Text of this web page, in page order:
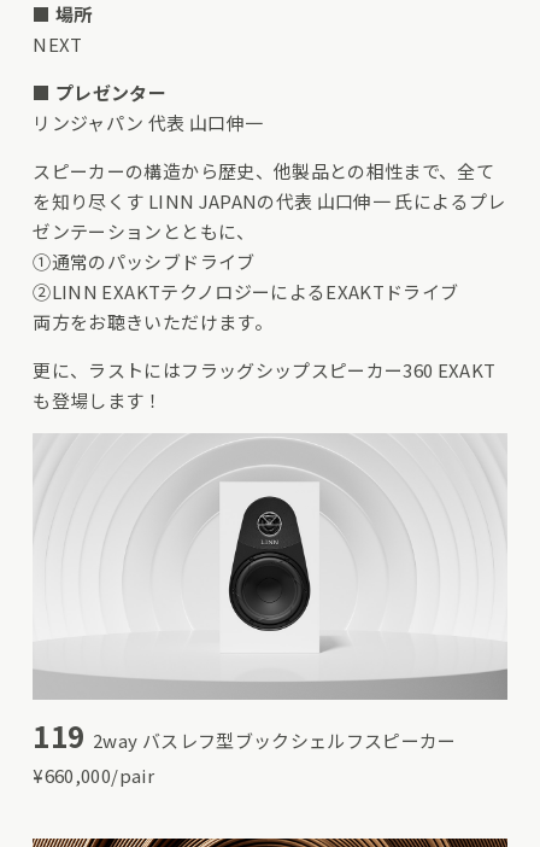
■場所
NEXT
■ プレゼンター
リンジャパン 代表 山口伸一
スピーカーの構造から歴史、他製品との相性まで、全て
を知り尽くす LINN JAPANの代表 山口伸一 氏によるプレ
ゼンテーションとともに、
①通常のパッシブドライブ
②LINN EXAKTテクノロジーによるEXAKTドライブ
両方をお聴きいただけます。
更に、ラストにはフラッグシップスピーカー360 EXAKT
も登場します！
119 2way バスレフ型ブックシェルフスピーカー
¥660,000/pair